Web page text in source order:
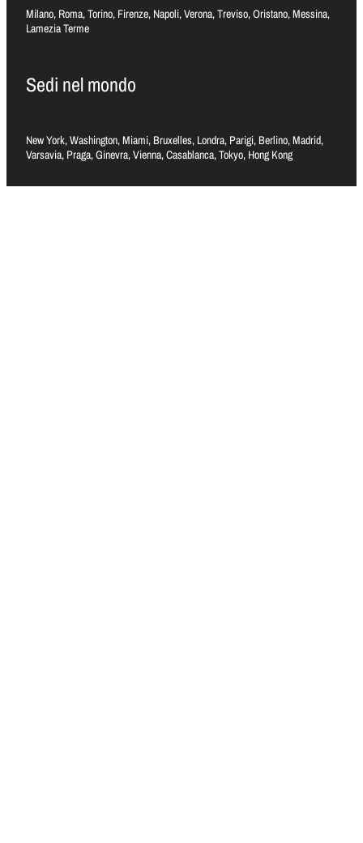
Milano, Roma, Torino, Firenze, Napoli, Verona, Treviso, Oristano, Messina,
Lamezia Terme
Sedi nel mondo
New York, Washington, Miami, Bruxelles, Londra, Parigi, Berlino, Madrid,
Varsavia, Praga, Ginevra, Vienna, Casablanca, Tokyo, Hong Kong